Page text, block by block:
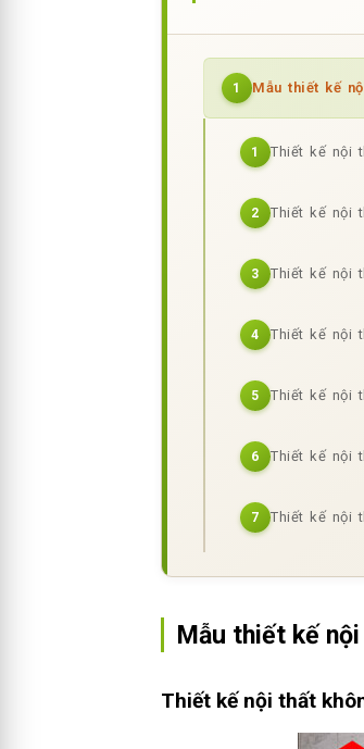
1 Mẫu thiết kế
1 Thiết kế nội
2 Thiết kế nội
3 Thiết kế nội
4 Thiết kế nội
5 Thiết kế nội
6 Thiết kế nội
7 Thiết kế nội
Mẫu thiết kế
Thiết kế nội thất